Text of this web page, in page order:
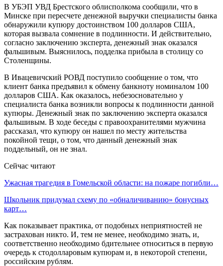
В УБЭП УВД Брестского облисполкома сообщили, что в
Минске при пересчете денежной выручки специалисты банка
обнаружили купюру достоинством 100 долларов США,
которая вызвала сомнение в подлинности. И действительно,
согласно заключению эксперта, денежный знак оказался
фальшивым. Выяснилось, подделка прибыла в столицу со
Столенщины.
В Ивацевичский РОВД поступило сообщение о том, что
клиент банка предъявил к обмену банкноту номиналом 100
долларов США. Как оказалось, небезосновательно у
специалиста банка возникли вопросы к подлинности данной
купюры. Денежный знак по заключению эксперта оказался
фальшивым. В ходе беседы с правоохранителями мужчина
рассказал, что купюру он нашел по месту жительства
покойной тещи, о том, что данный денежный знак
поддельный, он не знал.
Сейчас читают
Ужасная трагедия в Гомельской области: на пожаре погибли…
Школьник придумал схему по «обналичиванию» бонусных
карт…
Как показывает практика, от подобных неприятностей не
застрахован никто. И, тем не менее, необходимо знать, и,
соответственно необходимо бдительнее относиться в первую
очередь к стодолларовым купюрам и, в некоторой степени,
российским рублям.